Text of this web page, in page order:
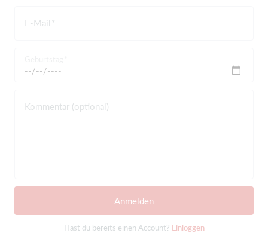
E-Mail
Kommentar (optional)
Anmelden
Hast du bereits einen Account? Einloggen